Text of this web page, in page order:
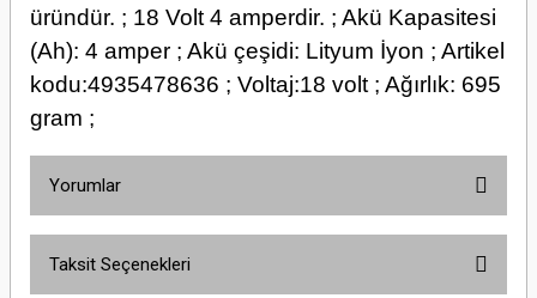
üründür. ; 18 Volt 4 amperdir. ; Akü Kapasitesi
(Ah): 4 amper ; Akü çeşidi: Lityum İyon ; Artikel
kodu:4935478636 ; Voltaj:18 volt ; Ağırlık: 695
gram ;
Yorumlar
Taksit Seçenekleri